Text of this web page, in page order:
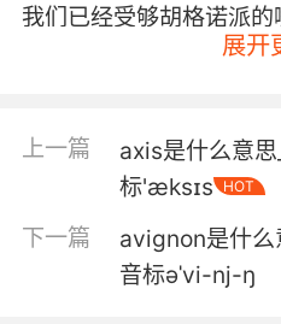
我们已经受够胡格诺派的
204房出了点小问题需要
toi.
但在此之前 还有个惊喜在
展开
上一篇
axis是什么意
标'æksɪs
HOT
下一篇
avignon是什么
音标əˈvi-nj-ŋ